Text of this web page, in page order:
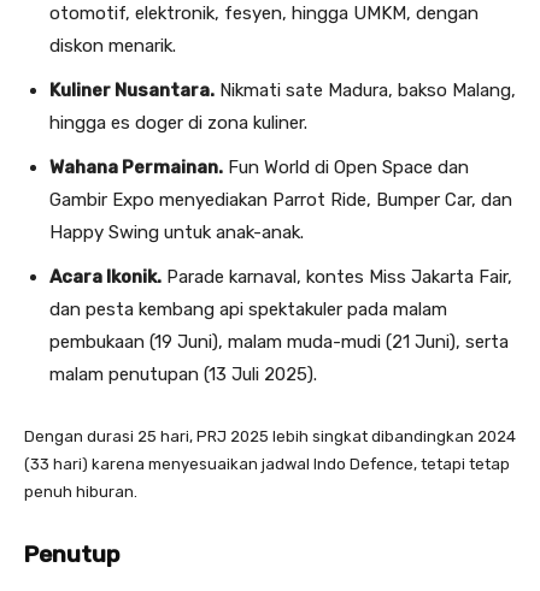
otomotif, elektronik, fesyen, hingga UMKM, dengan
diskon menarik.
Kuliner Nusantara. Nikmati sate Madura, bakso Malang,
hingga es doger di zona kuliner.
Wahana Permainan. Fun World di Open Space dan
Gambir Expo menyediakan Parrot Ride, Bumper Car, dan
Happy Swing untuk anak-anak.
Acara Ikonik. Parade karnaval, kontes Miss Jakarta Fair,
dan pesta kembang api spektakuler pada malam
pembukaan (19 Juni), malam muda-mudi (21 Juni), serta
malam penutupan (13 Juli 2025).
Dengan durasi 25 hari, PRJ 2025 lebih singkat dibandingkan 2024
(33 hari) karena menyesuaikan jadwal Indo Defence, tetapi tetap
penuh hiburan.
Penutup